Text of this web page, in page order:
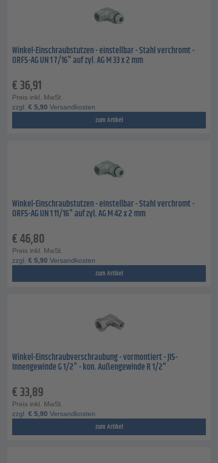
Winkel-Einschraubstutzen - einstellbar - Stahl verchromt -
ORFS-AG UN 1 7/16" auf zyl. AG M 33 x 2 mm
€36,91
Preis inkl. MwSt.
zzgl. € 5,90 Versandkosten
zum Artikel
Winkel-Einschraubstutzen - einstellbar - Stahl verchromt -
ORFS-AG UN 1 11/16" auf zyl. AG M 42 x 2 mm
€46,80
Preis inkl. MwSt.
zzgl. € 5,90 Versandkosten
zum Artikel
Winkel-Einschraubverschraubung - vormontiert - JIS-
Innengewinde G 1/2" - kon. Außengewinde R 1/2"
€33,89
Preis inkl. MwSt.
zzgl. € 5,90 Versandkosten
zum Artikel